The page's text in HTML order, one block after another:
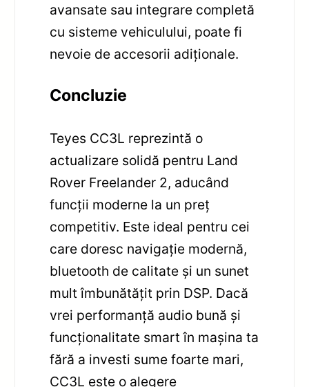
avansate sau integrare completă
cu sisteme vehiculului, poate fi
nevoie de accesorii adiționale.
Concluzie
Teyes CC3L reprezintă o
actualizare solidă pentru Land
Rover Freelander 2, aducând
funcții moderne la un preț
competitiv. Este ideal pentru cei
care doresc navigație modernă,
bluetooth de calitate și un sunet
mult îmbunătățit prin DSP. Dacă
vrei performanță audio bună și
funcționalitate smart în mașina ta
fără a investi sume foarte mari,
CC3L este o alegere